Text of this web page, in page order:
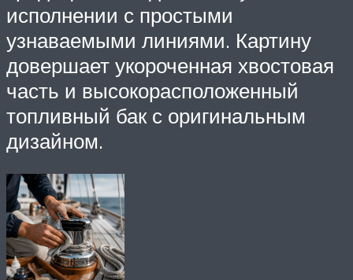
исполнении с простыми
узнаваемыми линиями. Картину
довершает укороченная хвостовая
часть и высокорасположенный
топливный бак с оригинальным
дизайном.